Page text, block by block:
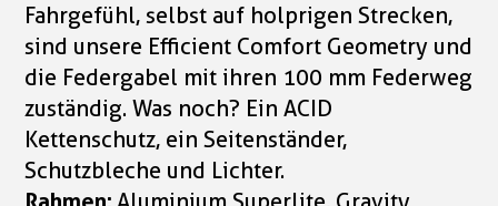
Fahrgefühl, selbst auf holprigen Strecken,
sind unsere Efficient Comfort Geometry und
die Federgabel mit ihren 100 mm Federweg
zuständig. Was noch? Ein ACID
Kettenschutz, ein Seitenständer,
Schutzbleche und Lichter.